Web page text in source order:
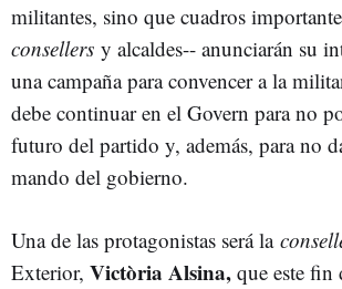
militantes, sino que cuadros
consellers y alcaldes-- anunciarán su
una campaña para convencer a la
debe continuar en el Govern para no
futuro del partido y, además, para no
mando del gobierno.
Una de las protagonistas será la
Exterior, Victòria Alsina, que este fin